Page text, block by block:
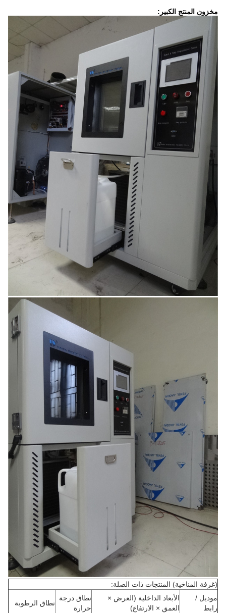
مخزون المنتج الكبير:
(غرفة المناخية) المنتجات ذات الصلة:
موديل /
رابط
الأبعاد الداخلية (العرض ×
العمق × الارتفاع)
نطاق درجة
حرارة
نطاق الرطوبة